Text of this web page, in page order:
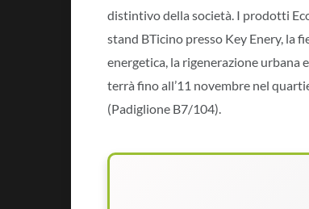
distintivo della società. I prodotti
stand BTicino presso Key Enery, la
energetica, la rigenerazione urbana
terrà fino all’11 novembre nel
(Padiglione B7/104).